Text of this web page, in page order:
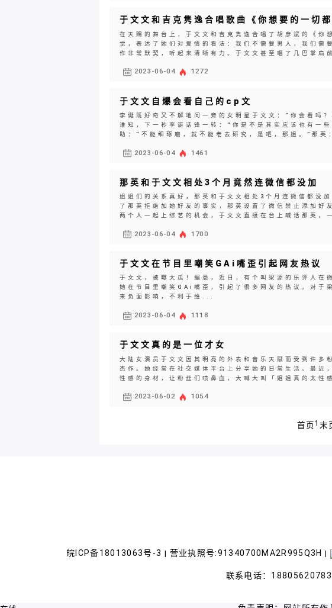
于文文和吉克隽逸合唱歌曲《你想要的一切都
在天赐的舞台上，于文文和吉克隽逸合唱了胡彦斌的《你
觉，表达了她们对爱情的看法：我们不需要男人，我们需
作非常默契，听起来清晰有力。于文文甚至唱了几巴掌扇
2023-06-04 1272
于文文自爆会看自己的cp文
李诞既好奇又不解地问一旁的女明星于文文：“你会看吗
谁知，下一秒李诞话锋一转：“你是不是其实应该也有一
助：“不能细琢磨，就不能老去研究，是吧，那姐。”那
2023-06-04 1461
那英和于文文相处3个月竟然连微信都没加
姐姐们的关系真好，那英和于文文相处3个月连微信都没
了那英拒绝加她好友的事实，那英设置了微信禁止添加好
两个人一起上综艺的机会，于文文直接在台上喊话那英，
2023-06-04 1700
于文文在节目里嘲笑GAi嘴歪引起网友热议
于文文，被曝大瓜！据悉，近日，有个叫梁源的乐评人在
她在节目里嘲笑GAi嘴歪，引起了很多网友的热议。对于
来负面影响，不利于维...
2023-06-04 1118
于文文真的是一位才女
大陆女演员于文文因其明亮的外表和音乐天赋而受到许多
杰作。她经常在社交媒体平台上分享她的日常生活。最近
性感的身材，让粉丝们喷鼻血，大喊大叫「姐姐真的太性
2023-06-02 1054
首页 1末
皖ICP备18013063号-3 | 营业执照号:91340700MA2R995Q3H |
联系电话：